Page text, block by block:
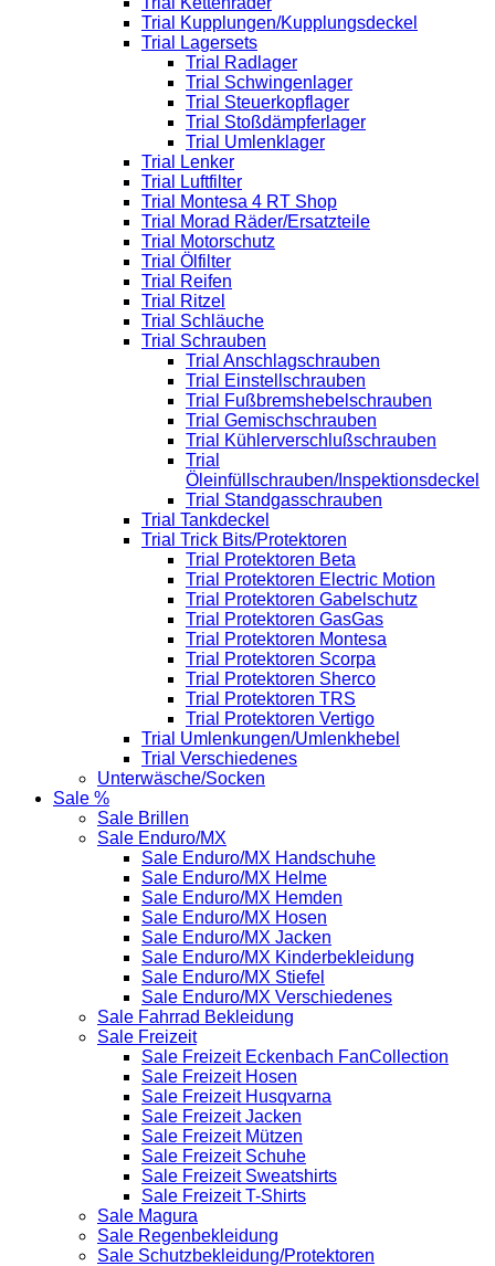
Trial Kupplungen/Kupplungsdeckel
Trial Lagersets
Trial Radlager
Trial Schwingenlager
Trial Steuerkopflager
Trial Stoßdämpferlager
Trial Umlenklager
Trial Lenker
Trial Luftfilter
Trial Montesa 4 RT Shop
Trial Morad Räder/Ersatzteile
Trial Motorschutz
Trial Ölfilter
Trial Reifen
Trial Ritzel
Trial Schläuche
Trial Schrauben
Trial Anschlagschrauben
Trial Einstellschrauben
Trial Fußbremshebelschrauben
Trial Gemischschrauben
Trial Kühlerverschlußschrauben
Trial
Öleinfüllschrauben/Inspektionsdeckel
Trial Standgasschrauben
Trial Tankdeckel
Trial Trick Bits/Protektoren
Trial Protektoren Beta
Trial Protektoren Electric Motion
Trial Protektoren Gabelschutz
Trial Protektoren GasGas
Trial Protektoren Montesa
Trial Protektoren Scorpa
Trial Protektoren Sherco
Trial Protektoren TRS
Trial Protektoren Vertigo
Trial Umlenkungen/Umlenkhebel
Trial Verschiedenes
Unterwäsche/Socken
Sale %
Sale Brillen
Sale Enduro/MX
Sale Enduro/MX Handschuhe
Sale Enduro/MX Helme
Sale Enduro/MX Hemden
Sale Enduro/MX Hosen
Sale Enduro/MX Jacken
Sale Enduro/MX Kinderbekleidung
Sale Enduro/MX Stiefel
Sale Enduro/MX Verschiedenes
Sale Fahrrad Bekleidung
Sale Freizeit
Sale Freizeit Eckenbach FanCollection
Sale Freizeit Hosen
Sale Freizeit Husqvarna
Sale Freizeit Jacken
Sale Freizeit Mützen
Sale Freizeit Schuhe
Sale Freizeit Sweatshirts
Sale Freizeit T-Shirts
Sale Magura
Sale Regenbekleidung
Sale Schutzbekleidung/Protektoren